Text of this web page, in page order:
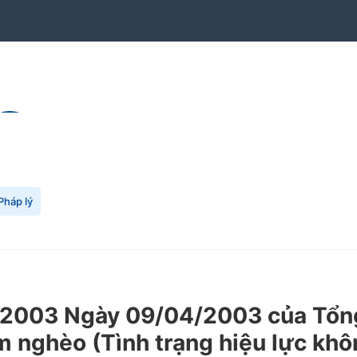
lý
Ngày 09/04/2003 của
nghèo (Tình trạng hiệu lực